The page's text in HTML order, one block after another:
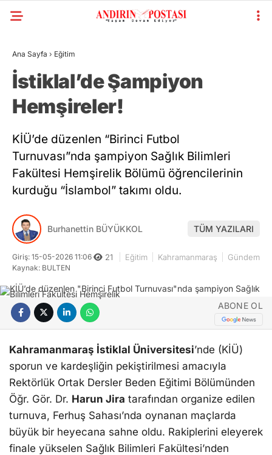
Ana Sayfa › Eğitim
İstiklal’de Şampiyon
Hemşireler!
KİÜ’de düzenlen “Birinci Futbol
Turnuvası”nda şampiyon Sağlık Bilimleri
Fakültesi Hemşirelik Bölümü öğrencilerinin
kurduğu “İslambol” takımı oldu.
Burhanettin BÜYÜKKOL TÜM YAZILARI
Giriş: 15-05-2026 11:06
Kaynak: BULTEN
21 Eğitim Kahramanmaraş Gündem
ABONE OL
Kahramanmaraş İstiklal Üniversitesi’nde (KİÜ)
sporun ve kardeşliğin pekiştirilmesi amacıyla
Rektörlük Ortak Dersler Beden Eğitimi Bölümünden
Öğr. Gör. Dr. Harun Jira tarafından organize edilen
turnuva, Ferhuş Sahası’nda oynanan maçlarda
büyük bir heyecana sahne oldu. Rakiplerini eleyerek
finale yükselen Sağlık Bilimleri Fakültesi’nden